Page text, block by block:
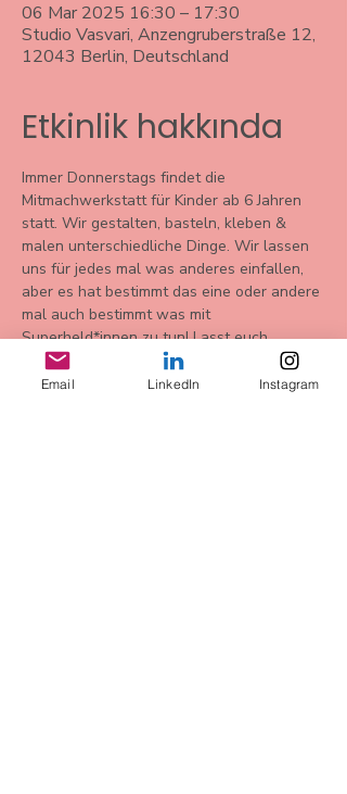
06 Mar 2025 16:30 – 17:30
Studio Vasvari, Anzengruberstraße 12,
12043 Berlin, Deutschland
Etkinlik hakkında
Immer Donnerstags findet die
Mitmachwerkstatt für Kinder ab 6 Jahren
statt. Wir gestalten, basteln, kleben &
malen unterschiedliche Dinge. Wir lassen
uns für jedes mal was anderes einfallen,
aber es hat bestimmt das eine oder andere
mal auch bestimmt was mit
Superheld*innen zu tun! Lasst euch
überraschen.
Email LinkedIn Instagram